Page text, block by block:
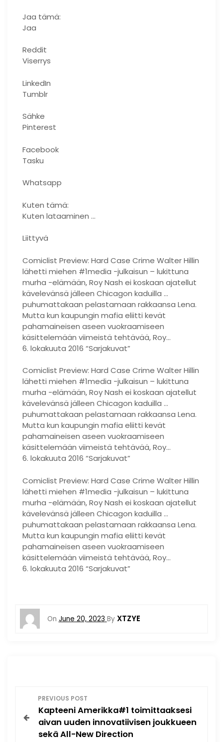
Jaa tämä:
Jaa
Reddit
Viserrys
LinkedIn
Tumblr
Sähke
Pinterest
Facebook
Tasku
Whatsapp
Kuten tämä:
Kuten lataaminen …
Liittyvä
Comiclist Preview: Hard Case Crime Walter Hillin
lähetti miehen #1media -julkaisun – lukittuna
murha -elämään, Roy Nash ei koskaan ajatellut
kävelevänsä jälleen Chicagon kaduilla …
puhumattakaan pelastamaan rakkaansa Lena.
Mutta kun kaupungin mafia eliitti kevät
pahamaineisen aseen vuokraamiseen
käsittelemään viimeistä tehtävää, Roy…
6. lokakuuta 2016 “Sarjakuvat”
Comiclist Preview: Hard Case Crime Walter Hillin
lähetti miehen #1media -julkaisun – lukittuna
murha -elämään, Roy Nash ei koskaan ajatellut
kävelevänsä jälleen Chicagon kaduilla …
puhumattakaan pelastamaan rakkaansa Lena.
Mutta kun kaupungin mafia eliitti kevät
pahamaineisen aseen vuokraamiseen
käsittelemään viimeistä tehtävää, Roy…
6. lokakuuta 2016 “Sarjakuvat”
Comiclist Preview: Hard Case Crime Walter Hillin
lähetti miehen #1media -julkaisun – lukittuna
murha -elämään, Roy Nash ei koskaan ajatellut
kävelevänsä jälleen Chicagon kaduilla …
puhumattakaan pelastamaan rakkaansa Lena.
Mutta kun kaupungin mafia eliitti kevät
pahamaineisen aseen vuokraamiseen
käsittelemään viimeistä tehtävää, Roy…
6. lokakuuta 2016 “Sarjakuvat”
On June 20, 2023 By XTZYE
o
PREVIOUS POST
Kapteeni Amerikka#1 toimittaaksesi
aivan uuden innovatiivisen joukkueen
sekä All-New Direction